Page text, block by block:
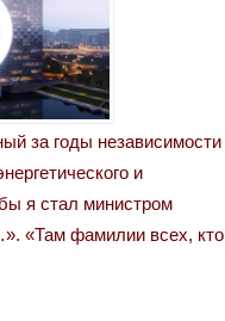
за годы независимости
и
я стал министром
«Там фамилии всех, кто